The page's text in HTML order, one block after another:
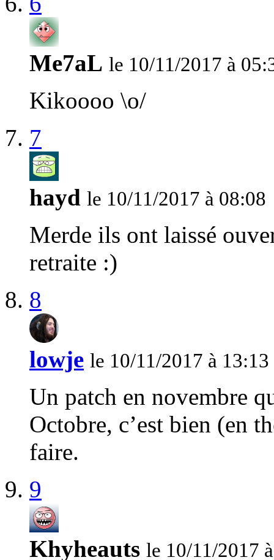
Me7aL le 10/11/2017 à
Kikoooo \o/
7
hayd le 10/11/2017 à 08:08
Merde ils ont laissé
retraite :)
8
lowje le 10/11/2017 à 13:13
Un patch en novembre
Octobre, c’est bien (en
faire.
9
Khyheauts le 10/11/2017